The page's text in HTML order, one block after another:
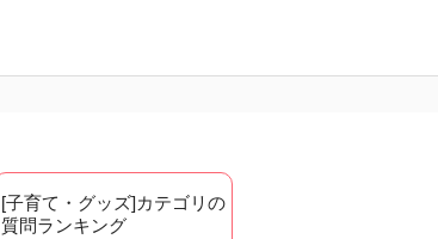
[子育て・グッズ]カテゴリの
質問ランキング